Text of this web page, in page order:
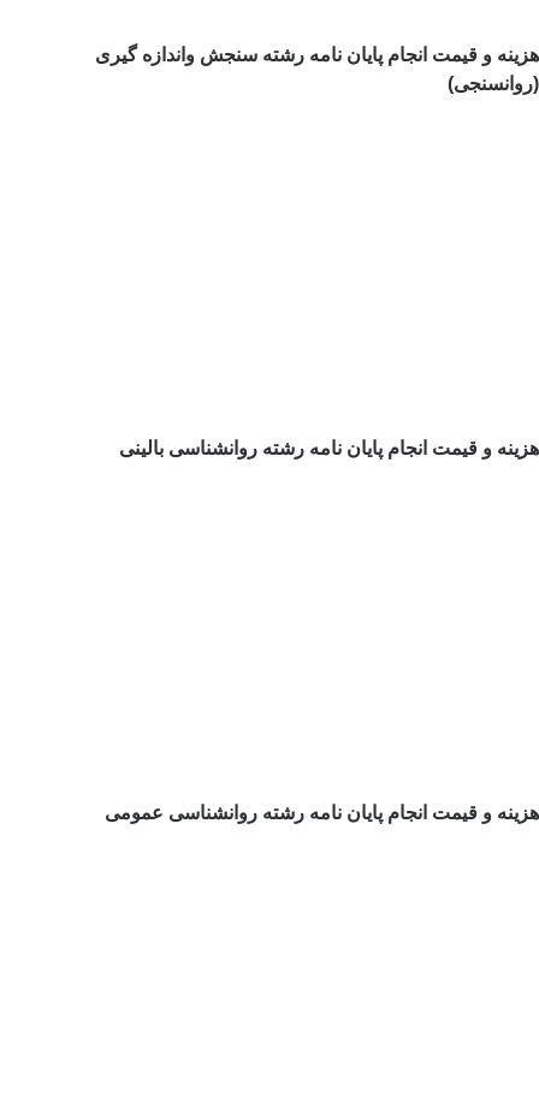
هزینه و قیمت انجام پایان نامه رشته سنجش واندازه گیری
(روانسنجی)
هزینه و قیمت انجام پایان نامه رشته روانشناسی بالینی
هزینه و قیمت انجام پایان نامه رشته روانشناسی عمومی